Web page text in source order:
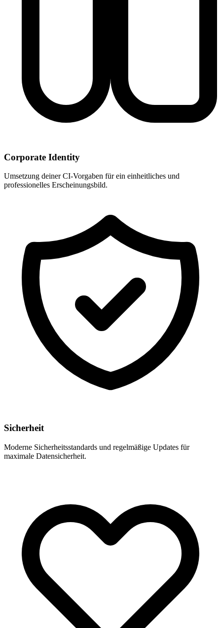
Corporate Identity
Umsetzung deiner CI-Vorgaben für ein einheitliches und
professionelles Erscheinungsbild.
Sicherheit
Moderne Sicherheitsstandards und regelmäßige Updates für
maximale Datensicherheit.